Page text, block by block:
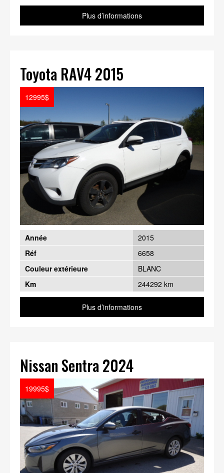
Plus d’informations
Toyota RAV4 2015
12995$
Année
2015
Réf
6658
Couleur extérieure
BLANC
Km
244292 km
Plus d’informations
Nissan Sentra 2024
19995$